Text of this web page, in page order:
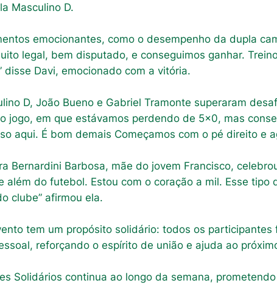
Masculino D.
emocionantes, como o desempenho da dupla
legal, bem disputado, e conseguimos ganhar.
disse Davi, emocionado com a vitória.
D, João Bueno e Gabriel Tramonte superaram
jogo, em que estávamos perdendo de 5×0, mas
aqui. É bom demais Começamos com o pé direito e
Bernardini Barbosa, mãe do jovem Francisco,
além do futebol. Estou com o coração a mil. Esse
clube” afirmou ela.
tem um propósito solidário: todos os
reforçando o espírito de união e ajuda ao
Solidários continua ao longo da semana,